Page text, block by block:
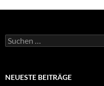
Suchen
nach:
NEUESTE BEITRÄGE